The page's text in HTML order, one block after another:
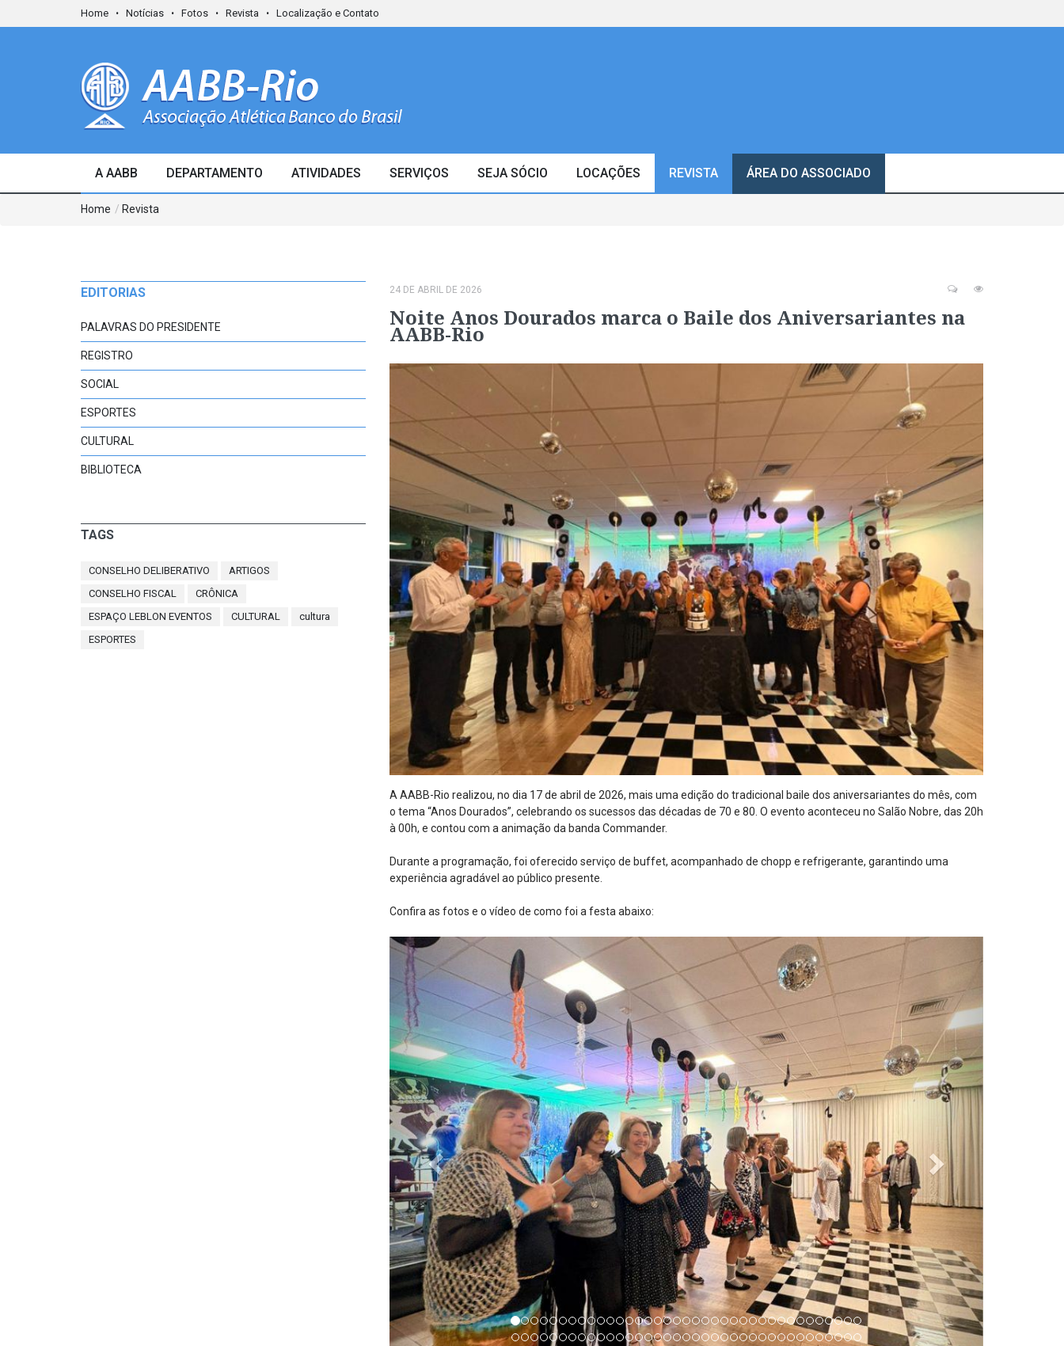
Home Notícias Fotos Revista Localização e Contato
A AABB DEPARTAMENTO ATIVIDADES SERVIÇOS SEJA SÓCIO LOCAÇÕES REVISTA ÁREA DO ASSOCIADO
Home / Revista
EDITORIAS
PALAVRAS DO PRESIDENTE
REGISTRO
SOCIAL
ESPORTES
CULTURAL
BIBLIOTECA
TAGS
CONSELHO DELIBERATIVO
ARTIGOS
CONSELHO FISCAL
CRÔNICA
ESPAÇO LEBLON EVENTOS
CULTURAL
cultura
ESPORTES
24 DE ABRIL DE 2026
Noite Anos Dourados marca o Baile dos Aniversariantes na
AABB-Rio
A AABB-Rio realizou, no dia 17 de abril de 2026, mais uma edição do tradicional baile dos aniversariantes do mês, com
o tema “Anos Dourados”, celebrando os sucessos das décadas de 70 e 80. O evento aconteceu no Salão Nobre, das 20h
à 00h, e contou com a animação da banda Commander.
Durante a programação, foi oferecido serviço de buffet, acompanhado de chopp e refrigerante, garantindo uma
experiência agradável ao público presente.
Confira as fotos e o vídeo de como foi a festa abaixo: